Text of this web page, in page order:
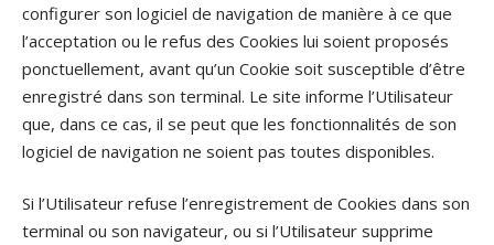
configurer son logiciel de navigation de manière à ce que
l’acceptation ou le refus des Cookies lui soient proposés
ponctuellement, avant qu’un Cookie soit susceptible d’être
enregistré dans son terminal. Le site informe l’Utilisateur
que, dans ce cas, il se peut que les fonctionnalités de son
logiciel de navigation ne soient pas toutes disponibles.
Si l’Utilisateur refuse l’enregistrement de Cookies dans son
terminal ou son navigateur, ou si l’Utilisateur supprime